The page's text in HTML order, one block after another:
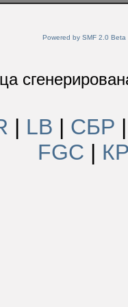
Powered by SMF 2.0 Beta
| LB | СБР
FGC |